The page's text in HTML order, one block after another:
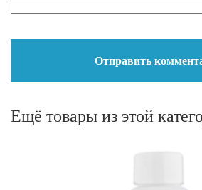
Ещё товары из этой